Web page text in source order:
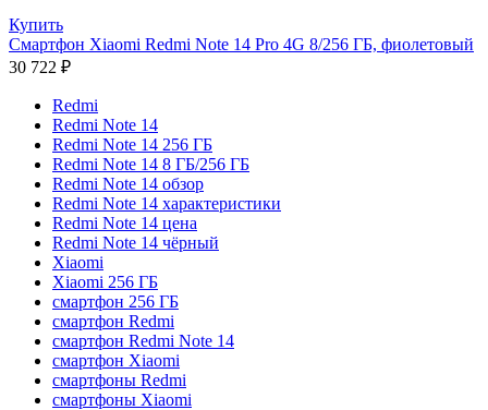
Купить
Смартфон Xiaomi Redmi Note 14 Pro 4G 8/256 ГБ, фиолетовый
30 722 ₽
Redmi
Redmi Note 14
Redmi Note 14 256 ГБ
Redmi Note 14 8 ГБ/256 ГБ
Redmi Note 14 обзор
Redmi Note 14 характеристики
Redmi Note 14 цена
Redmi Note 14 чёрный
Xiaomi
Xiaomi 256 ГБ
смартфон 256 ГБ
смартфон Redmi
смартфон Redmi Note 14
смартфон Xiaomi
смартфоны Redmi
смартфоны Xiaomi